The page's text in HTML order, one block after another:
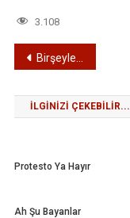
3.108
Yazı
gezinmesi
Birşeyler yapılmalı
İLGINIZI ÇEKEBILIR...
Protesto Ya Hayır
Ah Şu Bayanlar